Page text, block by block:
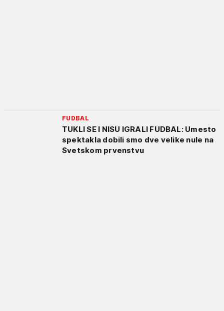
FUDBAL
TUKLI SE I NISU IGRALI FUDBAL: Umesto
spektakla dobili smo dve velike nule na
Svetskom prvenstvu